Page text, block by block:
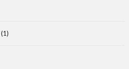
(1)